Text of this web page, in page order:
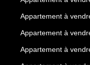
Appartement à
Appartement à
Appartement à